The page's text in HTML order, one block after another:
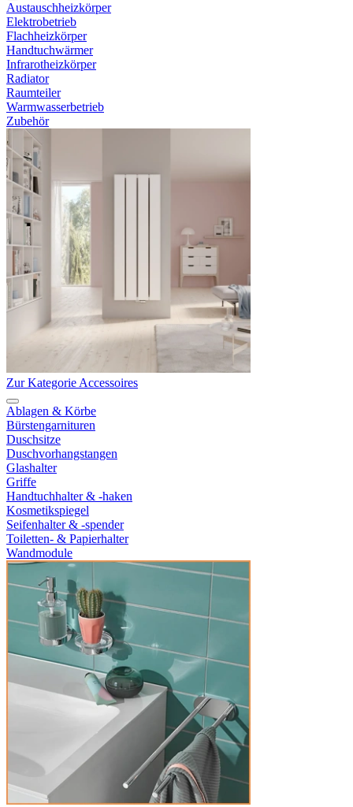
Austauschheizkörper
Elektrobetrieb
Flachheizkörper
Handtuchwärmer
Infrarotheizkörper
Radiator
Raumteiler
Warmwasserbetrieb
Zubehör
Zur Kategorie Accessoires
Ablagen & Körbe
Bürstengarnituren
Duschsitze
Duschvorhangstangen
Glashalter
Griffe
Handtuchhalter & -haken
Kosmetikspiegel
Seifenhalter & -spender
Toiletten- & Papierhalter
Wandmodule